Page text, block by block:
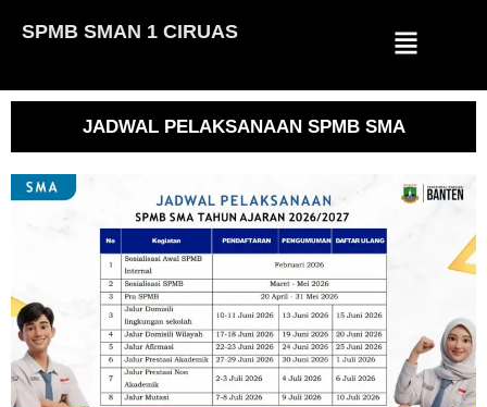
SPMB SMAN 1 CIRUAS
JADWAL PELAKSANAAN SPMB SMA